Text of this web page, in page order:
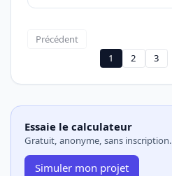
Précédent
1
2 3
Essaie le calculateur
Gratuit, anonyme, sans inscription.
Simuler mon projet